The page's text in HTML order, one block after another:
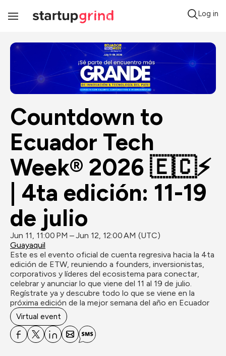
Toggle
Log in
Countdown to
Ecuador Tech
Week® 2026 🇪🇨⚡
| 4ta edición: 11-19
de julio
Jun 11, 11:00 PM – Jun 12, 12:00 AM (UTC)
Guayaquil
Este es el evento oficial de cuenta regresiva hacia la 4ta
edición de ETW, reuniendo a founders, inversionistas,
corporativos y líderes del ecosistema para conectar,
celebrar y anunciar lo que viene del 11 al 19 de julio.
Regístrate ya y descubre todo lo que se viene en la
próxima edición de la mejor semana del año en Ecuador
Virtual event